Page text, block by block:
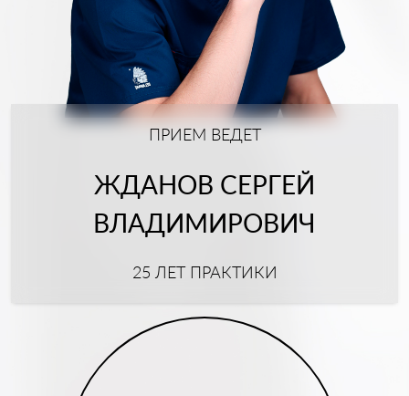
ПРИЕМ ВЕДЕТ
ЖДАНОВ СЕРГЕЙ
ВЛАДИМИРОВИЧ
25 ЛЕТ ПРАКТИКИ